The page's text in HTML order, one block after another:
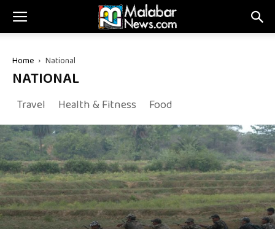
Home National
NATIONAL
Travel Health & Fitness Food